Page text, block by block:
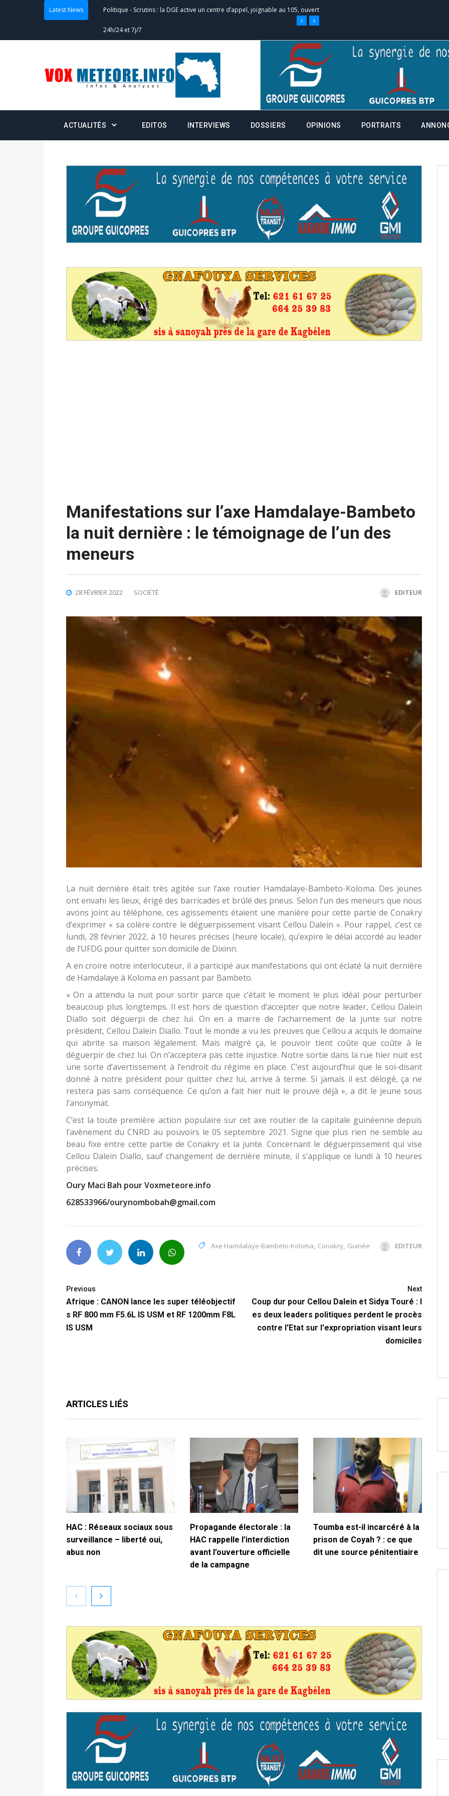
Latest News Politique - Scrutins : la DGE active un centre d’appel, joignable au 105, ouvert
24h/24 et 7j/7
Double scrutin du 31 mai : fin des campagnes ce jeudi 28 mai à
minuit
Actualités - Communiqué relatif à la délivrance de la fiche de procuration
Politique-Convocation des membres des Commissions Administratives de
Centralisation des Votes (CACV) à une prestation de serment et à une
Politique Candidats : désignez vos représentants aux CACV (centralisation
des votes) avant le 16 mai à 16h
Politique Double scrutin du 31 mai : retrait des cartes d’électeurs possible
du 16 au 31 mai 2026
avant le 16 mai 2026 à 16h
Politique-Proclamation des résultats globaux provisoires et des
statistiques des législatives et communales : ce 4 juin à 18h
Politique-Suite de la publication des résultats partiels des élections de mai
ACTUALITÉS EDITOS INTERVIEWS DOSSIERS OPINIONS PORTRAITS
Manifestations sur l’axe Hamdalaye-Bambeto
la nuit dernière : le témoignage de l’un des
meneurs
28 FÉVRIER 2022 SOCIÉTÉ EDITEUR
La nuit dernière était très agitée sur l’axe routier Hamdalaye-Bambeto-Koloma. Des jeunes
ont envahi les lieux, érigé des barricades et brûlé des pneus. Selon l’un des meneurs que nous
avons joint au téléphone, ces agissements étaient une manière pour cette partie de Conakry
d’exprimer « sa colère contre le déguerpissement visant Cellou Dalein ». Pour rappel, c’est ce
lundi, 28 février 2022, à 10 heures précises (heure locale), qu’expire le délai accordé au leader
de l’UFDG pour quitter son domicile de Dixinn.
A en croire notre interlocuteur, il a participé aux manifestations qui ont éclaté la nuit dernière
de Hamdalaye à Koloma en passant par Bambeto.
« On a attendu la nuit pour sortir parce que c’était le moment le plus idéal pour perturber
beaucoup plus longtemps. Il est hors de question d’accepter que notre leader, Cellou Dalein
Diallo soit déguerpi de chez lui. On en a marre de l’acharnement de la junte sur notre
président, Cellou Dalein Diallo. Tout le monde a vu les preuves que Cellou a acquis le domaine
qui abrite sa maison légalement. Mais malgré ça, le pouvoir tient coûte que coûte à le
déguerpir de chez lui. On n’acceptera pas cette injustice. Notre sortie dans la rue hier nuit est
une sorte d’avertissement à l’endroit du régime en place. C’est aujourd’hui que le soi-disant
donné à notre président pour quitter chez lui, arrive à terme. Si jamais il est délogé, ça ne
restera pas sans conséquence. Ce qu’on a fait hier nuit le prouve déjà », a dit le jeune sous
l’anonymat.
C’est la toute première action populaire sur cet axe routier de la capitale guinéenne depuis
l’avènement du CNRD au pouvoirs le 05 septembre 2021. Signe que plus rien ne semble au
beau fixe entre cette partie de Conakry et la junte. Concernant le déguerpissement qui vise
Cellou Dalein Diallo, sauf changement de dernière minute, il s’applique ce lundi à 10 heures
précises.
Oury Maci Bah pour Voxmeteore.info
628533966/ourynombobah@gmail.com
Axe Hamdalaye-Bambeto-Koloma, Conakry, Guinée EDITEUR
Previous
Afrique : CANON lance les super téléobjectif
s RF 800 mm F5.6L IS USM et RF 1200mm F8L
IS USM
Next
Coup dur pour Cellou Dalein et Sidya Touré : l
es deux leaders politiques perdent le procès
contre l'Etat sur l'expropriation visant leurs
domiciles
ARTICLES LIÉS
HAC : Réseaux sociaux sous
surveillance – liberté oui,
abus non
Propagande électorale : la
HAC rappelle l’interdiction
avant l’ouverture officielle
de la campagne
Toumba est-il incarcéré à la
prison de Coyah ? : ce que
dit une source pénitentiaire